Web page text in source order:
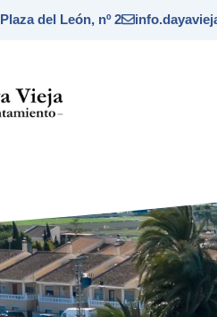
Plaza del León, nº 2